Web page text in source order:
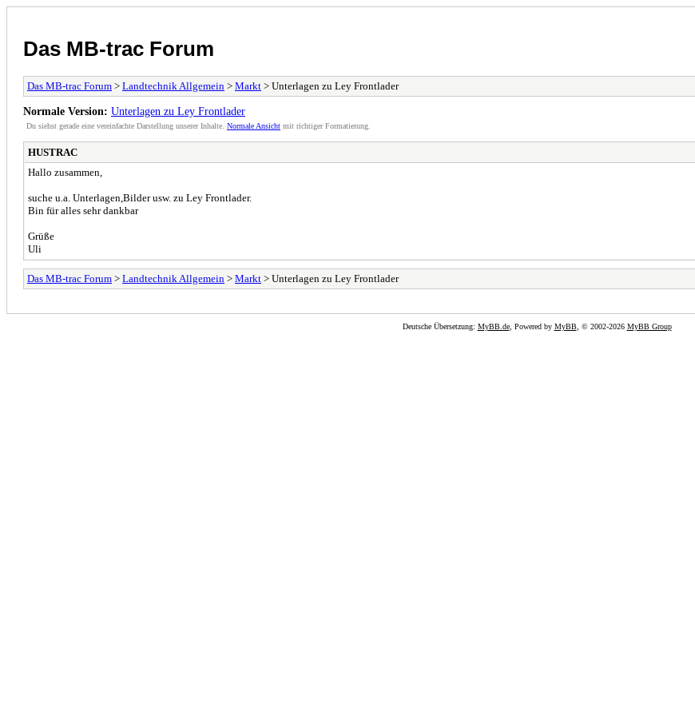
Das MB-trac Forum
Das MB-trac Forum > Landtechnik Allgemein > Markt > Unterlagen zu Ley Frontlader
Normale Version: Unterlagen zu Ley Frontlader
Du siehst gerade eine vereinfachte Darstellung unserer Inhalte. Normale Ansicht mit richtiger Formatierung.
HUSTRAC
Hallo zusammen,
suche u.a. Unterlagen,Bilder usw. zu Ley Frontlader.
Bin für alles sehr dankbar
Grüße
Uli
Das MB-trac Forum > Landtechnik Allgemein > Markt > Unterlagen zu Ley Frontlader
Deutsche Übersetzung: MyBB.de, Powered by MyBB, © 2002-2026 MyBB Group